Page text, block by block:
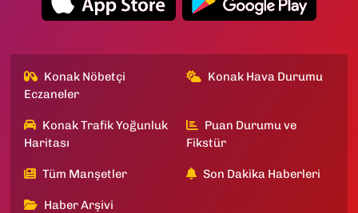
Konak Nöbetçi
Eczaneler
Konak Hava Durumu
Konak Trafik Yoğunluk
Haritası
Puan Durumu ve
Fikstür
Tüm Manşetler Son Dakika Haberleri
Haber Arşivi